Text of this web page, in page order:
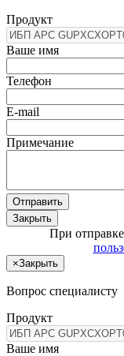
Продукт
Ваше имя
Телефон
E-mail
Примечание
Отправить
Закрыть
При
×Закрыть
Вопрос специалисту
Продукт
Ваше имя